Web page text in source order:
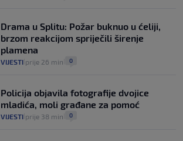
Drama u Splitu: Požar buknuo u ćeliji,
brzom reakcijom spriječili širenje
plamena
VIJESTI prije 26 min 0
Policija objavila fotografije dvojice
mladića, moli građane za pomoć
VIJESTI prije 38 min 0